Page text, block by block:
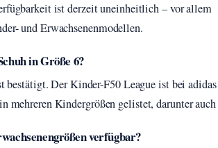
ist derzeit uneinheitlich – vor allem
und Erwachsenenmodellen.
in Größe 6?
bestätigt. Der Kinder-F50 League ist bei adidas
mehreren Kindergrößen gelistet, darunter
verfügbar?